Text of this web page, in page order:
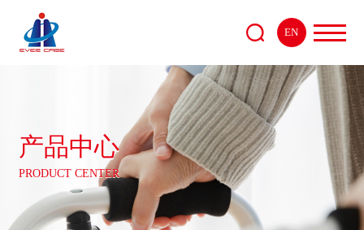
EN
产品中心
PRODUCT CENTER